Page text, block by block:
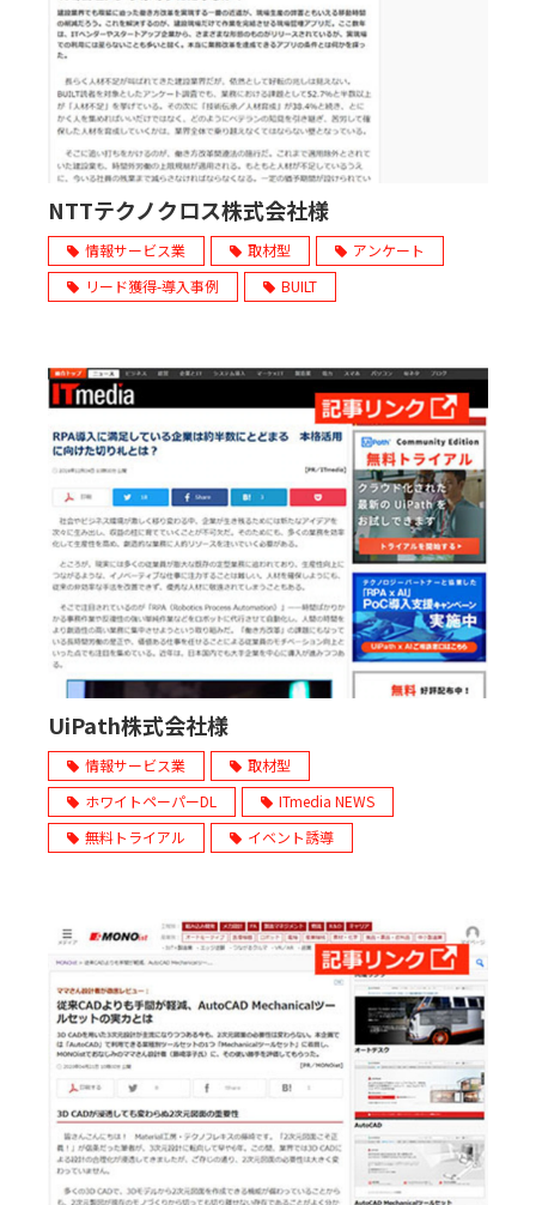
NTTテクノクロス株式会社様
情報サービス業 取材型
アンケート
リード獲得-導入事例
BUILT
UiPath株式会社様
情報サービス業
取材型
ホワイトペーパーDL
ITmedia NEWS
無料トライアル
イベント誘導